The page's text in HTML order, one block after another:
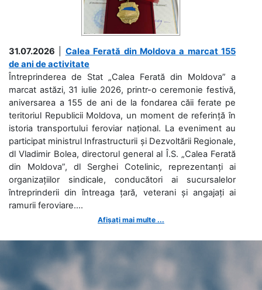
31.07.2026
Calea Ferată din Moldova a marcat 155
de ani de activitate
Întreprinderea de Stat „Calea Ferată din Moldova” a
marcat astăzi, 31 iulie 2026, printr-o ceremonie festivă,
aniversarea a 155 de ani de la fondarea căii ferate pe
teritoriul Republicii Moldova, un moment de referință în
istoria transportului feroviar național. La eveniment au
participat ministrul Infrastructurii și Dezvoltării Regionale,
dl Vladimir Bolea, directorul general al Î.S. „Calea Ferată
din Moldova”, dl Serghei Cotelinic, reprezentanți ai
organizațiilor sindicale, conducători ai sucursalelor
întreprinderii din întreaga țară, veterani și angajați ai
ramurii feroviare....
Afișați mai multe ...